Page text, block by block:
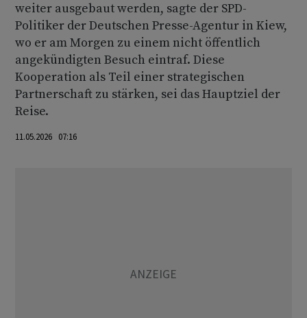
weiter ausgebaut werden, sagte der SPD-
Politiker der Deutschen Presse-Agentur in Kiew,
wo er am Morgen zu einem nicht öffentlich
angekündigten Besuch eintraf. Diese
Kooperation als Teil einer strategischen
Partnerschaft zu stärken, sei das Hauptziel der
Reise.
11.05.2026 07:16